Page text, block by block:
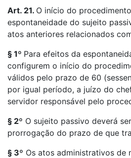
Art. 21. O início do
espontaneidade do sujeito
atos anteriores relacionados
§ 1º Para efeitos da
configurem o início do
válidos pelo prazo de 60
por igual período, a juízo do
servidor responsável pelo
§ 2º O sujeito passivo deverá
prorrogação do prazo de que
§ 3º Os atos administrativos de